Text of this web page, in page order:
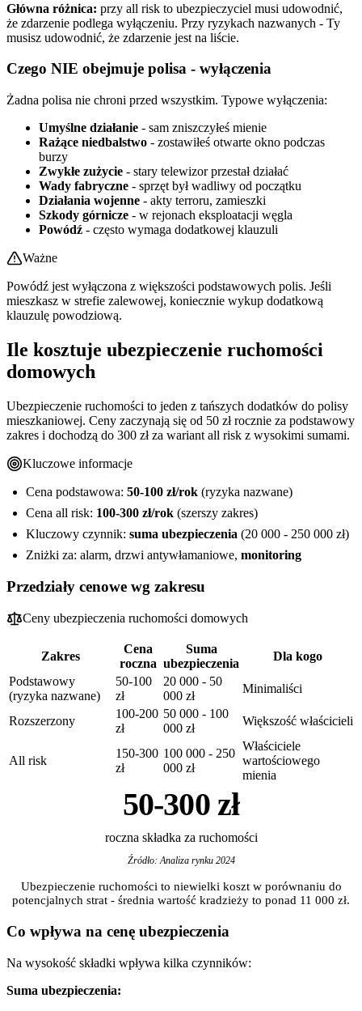
Główna różnica: przy all risk to ubezpieczyciel musi udowodnić,
że zdarzenie podlega wyłączeniu. Przy ryzykach nazwanych - Ty
musisz udowodnić, że zdarzenie jest na liście.
Czego NIE obejmuje polisa - wyłączenia
Żadna polisa nie chroni przed wszystkim. Typowe wyłączenia:
Umyślne działanie - sam zniszczyłeś mienie
Rażące niedbalstwo - zostawiłeś otwarte okno podczas
burzy
Zwykłe zużycie - stary telewizor przestał działać
Wady fabryczne - sprzęt był wadliwy od początku
Działania wojenne - akty terroru, zamieszki
Szkody górnicze - w rejonach eksploatacji węgla
Powódź - często wymaga dodatkowej klauzuli
Ważne
Powódź jest wyłączona z większości podstawowych polis. Jeśli
mieszkasz w strefie zalewowej, koniecznie wykup dodatkową
klauzulę powodziową.
Ile kosztuje ubezpieczenie ruchomości
domowych
Ubezpieczenie ruchomości to jeden z tańszych dodatków do polisy
mieszkaniowej. Ceny zaczynają się od 50 zł rocznie za podstawowy
zakres i dochodzą do 300 zł za wariant all risk z wysokimi sumami.
Kluczowe informacje
Cena podstawowa: 50-100 zł/rok (ryzyka nazwane)
Cena all risk: 100-300 zł/rok (szerszy zakres)
Kluczowy czynnik: suma ubezpieczenia (20 000 - 250 000 zł)
Zniżki za: alarm, drzwi antywłamaniowe, monitoring
Przedziały cenowe wg zakresu
Ceny ubezpieczenia ruchomości domowych
Zakres
Cena
roczna
Suma
ubezpieczenia
Dla kogo
Podstawowy
(ryzyka nazwane)
50-100
zł
20 000 - 50
000 zł
Minimaliści
Rozszerzony
100-200
zł
50 000 - 100
000 zł
Większość właścicieli
All risk
150-300
zł
100 000 - 250
000 zł
Właściciele
wartościowego
mienia
50-300 zł
roczna składka za ruchomości
Źródło: Analiza rynku 2024
Ubezpieczenie ruchomości to niewielki koszt w porównaniu do
potencjalnych strat - średnia wartość kradzieży to ponad 11 000 zł.
Co wpływa na cenę ubezpieczenia
Na wysokość składki wpływa kilka czynników:
Suma ubezpieczenia: